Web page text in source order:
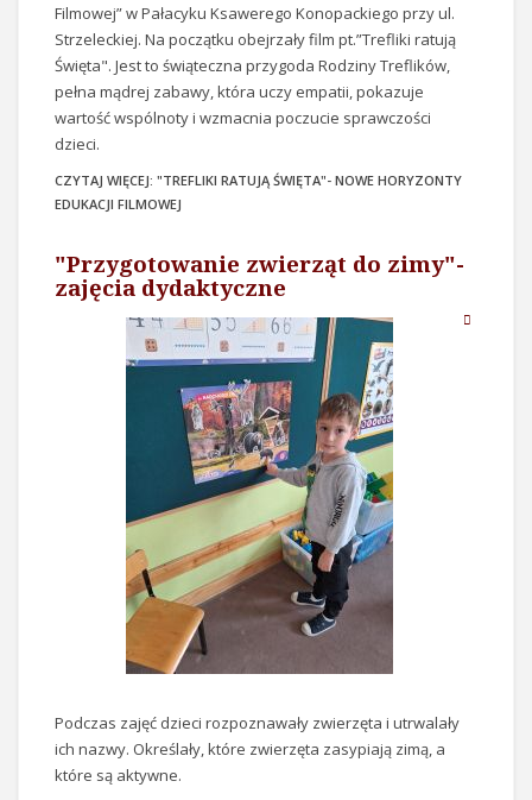
Filmowej” w Pałacyku Ksawerego Konopackiego przy ul.
Strzeleckiej. Na początku obejrzały film pt.”Trefliki ratują
Święta". Jest to świąteczna przygoda Rodziny Treflików,
pełna mądrej zabawy, która uczy empatii, pokazuje
wartość wspólnoty i wzmacnia poczucie sprawczości
dzieci.
CZYTAJ WIĘCEJ: "TREFLIKI RATUJĄ ŚWIĘTA"- NOWE HORYZONTY
EDUKACJI FILMOWEJ
"Przygotowanie zwierząt do zimy"-
zajęcia dydaktyczne
Podczas zajęć dzieci rozpoznawały zwierzęta i utrwalały
ich nazwy. Określały, które zwierzęta zasypiają zimą, a
które są aktywne.